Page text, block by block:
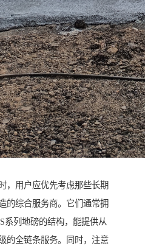
，用户应优先考虑那些长期
的综合服务商。它们通常拥
系列地磅的结构，能提供从
的全链条服务。同时，注意